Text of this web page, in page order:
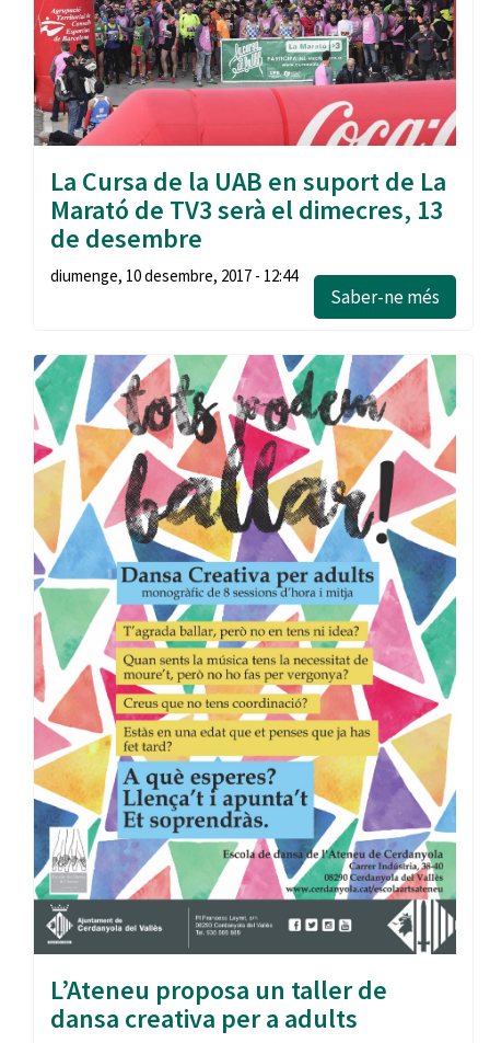
La Cursa de la UAB en suport de La
Marató de TV3 serà el dimecres, 13
de desembre
diumenge, 10 desembre, 2017 - 12:44
Saber-ne més
L’Ateneu proposa un taller de
dansa creativa per a adults